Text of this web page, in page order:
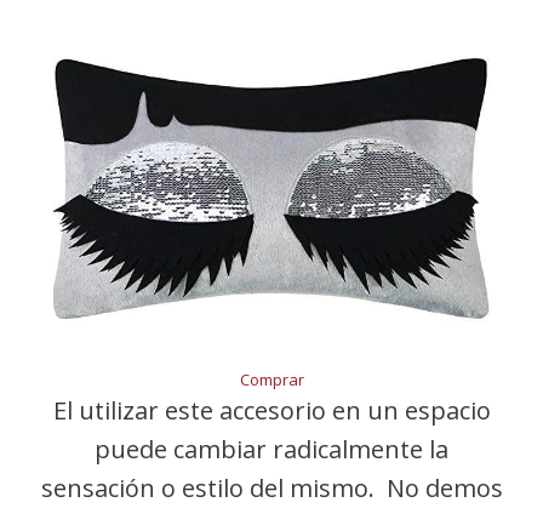
Comprar
El utilizar este accesorio en un espacio
puede cambiar radicalmente la
sensación o estilo del mismo. No demos